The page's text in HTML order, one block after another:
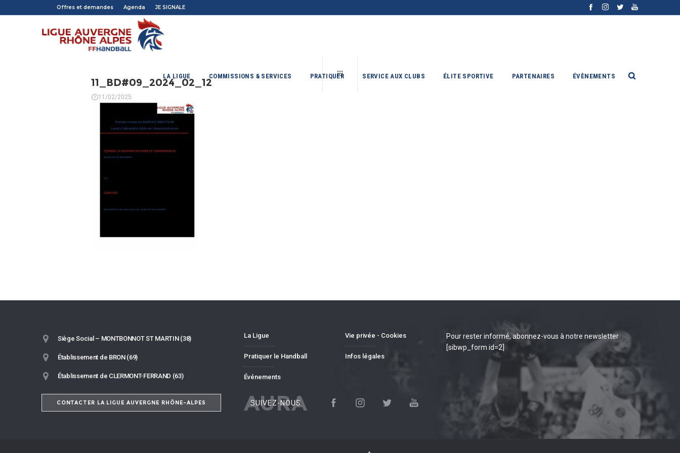
Offres et demandes Agenda JE SIGNALE
LA LIGUE COMMISSIONS & SERVICES PRATIQUER SERVICE AUX CLUBS ÉLITE SPORTIVE PARTENAIRES ÉVÈNEMENTS
11_BD#09_2024_02_12
11/02/2025
Siège Social – MONTBONNOT ST MARTIN (38)
Établissement de BRON (69)
Établissement de CLERMONT-FERRAND (63)
CONTACTER LA LIGUE AUVERGNE RHÔNE-ALPES
La Ligue
Pratiquer le Handball
Événements
Vie privée - Cookies
Infos légales
AURA
SUIVEZ-NOUS
Pour rester informé, abonnez-vous à notre newsletter
[sibwp_form id=2]